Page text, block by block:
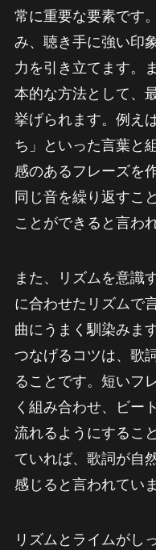
常に重要な要素です
み、聴き手に強い印
力を引き立てます。
本的な方法として、
挙げられます。例え
ち」といった言葉と
感のあるフレーズを
同じ音を繰り返すこ
ことができると言わ
また、リズムを意識
に合わせたリズムで
曲にうまく馴染みま
つなげるコツは、歌
ることです。短いフ
く組み合わせ、ビー
流れるようにするこ
ていれば、歌詞が自
感じると言われていま
リズムとライムがし